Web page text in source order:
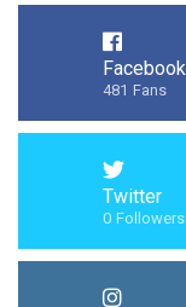
Facebook
481 Fans
Twitter
0 Followers